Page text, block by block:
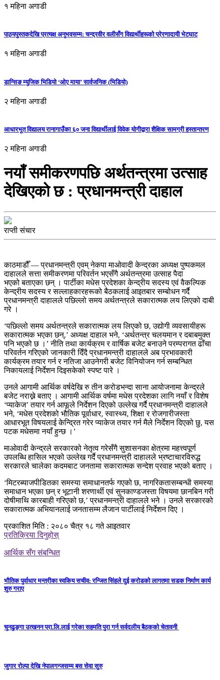
१ महिना अगाडी
पाठ्यपुस्तकदेखि प्रत्यक्ष अनुभवसम्म: चन्द्रवीर वलीसँग विद्यार्थीहरूको प्रेरणादायी भेटघाट
१ महिना अगाडी
डान्सिङ म्युजिक भिडियो ‘ओए माया’ सार्वजनिक (भिडियो)
२ महिना अगाडी
आधारभूत विद्यालय रानागाउँका ६० जना विद्यार्थीलाई विवेक योगीद्वारा शैक्षिक सामग्री हस्तान्तरण
२ महिना अगाडी
नयाँ समीकरणपछि अर्थतन्त्रमा उत्साह
देखिएको छ : प्रधानमन्त्री दाहाल
राप्ती संचार
काठमाडौँ — प्रधानमन्त्री एवम् नेकपा माओवादी केन्द्रका अध्यक्ष पुष्पकमल
दाहालले सत्ता समीकरणमा परिवर्तन भएसँगै अर्थतन्त्रमा उत्साह पैदा
भएको बताएका छन् । पार्टीका मधेस प्रदेशका केन्द्रीय सदस्य एवं वैकल्पिक
केन्द्रीय सदस्य र सल्लाहकारहरूको बैठकलाई आइतबार सम्बोधन गर्दै
प्रधानमन्त्री दाहालले पछिल्लो समय अर्थतन्त्रले सकारात्मक लय लिएको दाबी
गरे ।
‘पछिल्लो समय अर्थतन्त्रले सकारात्मक लय लिएको छ, उद्योगी व्यवसायीहरू
सकारात्मक भएका छन्,’ अध्यक्ष दाहाल भने, ‘अर्थतन्त्र चलयमान र दबाबमुक्त
पनि भएको छ ।’ नीति तथा कार्यक्रम र वार्षिक बजेट बनाउने परम्परागत ढाँचा
परिवर्तन गरिएको जानकारी दिँदै प्रधानमन्त्री दाहालले अब प्रभावकारी
कार्यक्रम तयार गर्न र नतिजा आउनेगरी बजेट विनियोजन गर्न सम्बन्धित
निकायलाई निर्देशन दिइसकेको स्पष्ट पारे ।
उनले आगामी आर्थिक वर्षदेखि रु तीन करोडभन्दा साना आयोजनामा केन्द्रले
बजेट नराख्ने बताए । आगामी आर्थिक वर्षमा मधेस प्रदेशका लागि नयाँ र विशेष
‘प्याकेज’ तयार गर्न आफूले निर्देशन दिएको उल्लेख गर्दै प्रधानमन्त्री दाहालले
भने, ‘मधेस प्रदेशको भौतिक पूर्वाधार, स्वास्थ्य, शिक्षा र रोजगारीजस्ता
आधारभूत विषयलाई केन्द्रित गरेर प्याकेज तयार गर्न मैले निर्देशन दिएको छु, यस
पटक मधेसमा नयाँ हुन्छ ।’
माओवादी केन्द्रले सरकारको नेतृत्व गरेसँगै सुशासनका क्षेत्रमा महत्त्वपूर्ण
उपलब्धि हासिल भएको उल्लेख गर्दै प्रधानमन्त्री दाहालले भ्रष्टाचारविरुद्ध
सरकारले चालेका कदमबाट जनतामा सकारात्मक सन्देश प्रवाह भएको बताए ।
‘मिटरब्याजपीडितका समस्या समाधानतर्फ गएको छ, नागरिकतासम्बन्धी समस्या
समाधान भएका छन् र भूटानी शरणार्थी एवं सुनकाण्डजस्ता विषयमा छानबिन गरी
दोषीमाथि कारबाही गरिएको छ,’ प्रधानमन्त्री दाहालले भने । उनले सरकारको
सकारात्मक अभियानलाई जनतासम्म लैजान पार्टीलाई निर्देशन दिए ।
प्रकाशित मिति : २०८० चैत्र १८ गते आइतवार
प्रतिक्रिया दिनुहोस्
आर्थिक सँग संबन्धित
भौतिक पुर्वाधार मन्त्रीका स्वकिय सचीव: रन्जित सिंहले दुई करोडको लागतमा सडक निर्माण कार्य
शुरु गराए
चुनढुङ्गा उत्खनन प्रा.लि.लाई गरेका सहमति पुरा गर्न सर्वदलीय बैठकको चेतावनी
जुगार रोल्पा देखि नेपालगन्जसम्म बस सेवा सुरु